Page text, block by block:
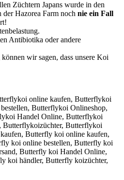
Züchtern Japans wurde in den
der Hazorea Farm noch nie ein Fall
Antibiotika oder andere
wir sagen, dass unsere Koi
online kaufen, Butterflykoi
Butterflykoi Onlineshop,
Handel Online, Butterflykoi
Butterflykoizüchter, Butterflykoi
Butterfly koi online kaufen,
koi online bestellen, Butterfly koi
Butterfly koi Handel Online,
koi händler, Butterfly koizüchter,